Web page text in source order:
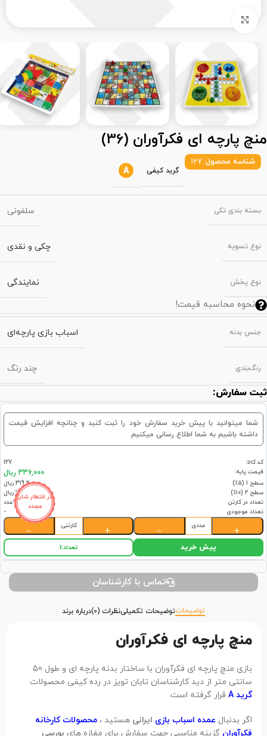
منچ پارچه ای فکرآوران (36)
شناسه محصول: 127
گرید کیفی A
بسته‌ بندی تکی سلفونی
نوع تسویه چکی و نقدی
نوع پخش نمایندگی
نحوه محاسبه قیمت!
جنس بدنه اسباب بازی پارچه‌ای
رنگ‌بندی چند رنگ
ثبت سفارش:
شما میتوانید با پیش خرید سفارش خود را ثبت کنید و چنانچه افزایش قیمت
داشته باشیم به شما اطلاع رسانی میکنیم
در انتظار شارژ
مجدد
کد کالا:
127
قیمت پایه:
336,000 ریال
سطح 1 (۵٪)
319,200 ریال
سطح 2 (۱۰٪)
302,400 ریال
تعداد در کارتن
36عدد
تعداد موجودی
-
+
عددی
−
+
کارتنی
−
پیش خرید تعداد:1
تماس با کارشناسان
توضیحاتتوضیحات تکمیلینظرات (0) درباره برند
منچ پارچه ای فکرآوران
بازی منچ پارچه ای فکرآوران با ساختار بدنه پارچه ای و طول 50
سانتی متر از دید کارشناسان تابان تویز در رده کیفی محصولات
گرید A
قرار گرفته است.
اگر بدنبال عمده اسباب بازی ایرانی هستید ، محصولات کارخانه
فکرآوران گزینه مناسبی جهت سفارش برای مغازه های بورسی